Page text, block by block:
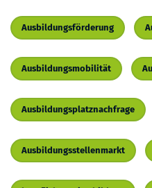
Ausbildungsförderung
Ausbildungsmobilität
Ausbildungsplatznachfrage
Ausbildungsstellenmarkt